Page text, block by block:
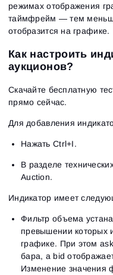
режимах отображения
таймфрейм — тем
отобразится на графике.
Как настроить
аукционов?
Скачайте бесплатную
прямо сейчас.
Для добавления
Нажать Ctrl+I.
В разделе
Auction.
Индикатор имеет
Фильтр объема
превышении которых
графике. При этом
бара, а bid
Изменение значения